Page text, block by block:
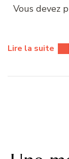
Vous devez
Lire la suite